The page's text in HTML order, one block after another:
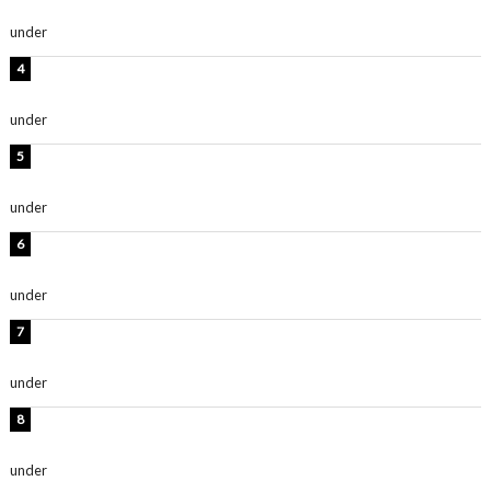
under
under
under
under
under
under